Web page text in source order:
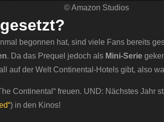
© Amazon Studios
begonnen hat, sind viele Fans bereits
. Da das Prequel jedoch als Mini-Serie
auf der Welt Continental-Hotels gibt, also
Continental“ freuen. UND: Nächstes Jahr
) in den Kinos!